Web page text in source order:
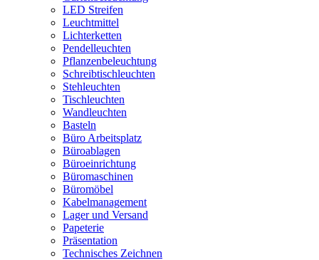
LED Streifen
Leuchtmittel
Lichterketten
Pendelleuchten
Pflanzenbeleuchtung
Schreibtischleuchten
Stehleuchten
Tischleuchten
Wandleuchten
Basteln
Büro Arbeitsplatz
Büroablagen
Büroeinrichtung
Büromaschinen
Büromöbel
Kabelmanagement
Lager und Versand
Papeterie
Präsentation
Technisches Zeichnen